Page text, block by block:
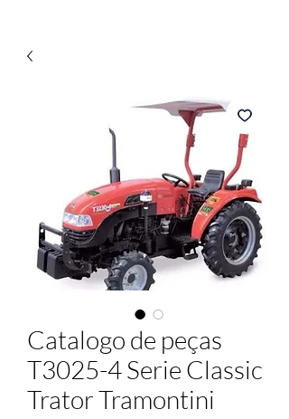
Catalogo de peças
T3025-4 Serie Classic
Trator Tramontini